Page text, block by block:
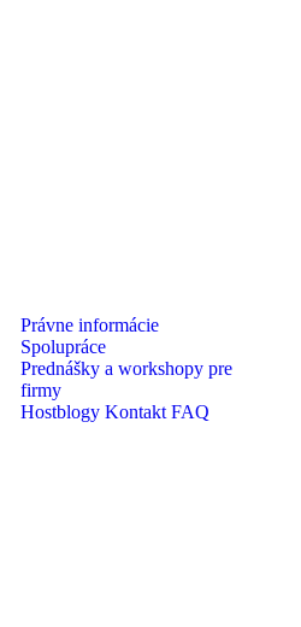
Právne informácie
Spolupráce
Prednášky a workshopy pre
firmy
Hostblogy Kontakt FAQ